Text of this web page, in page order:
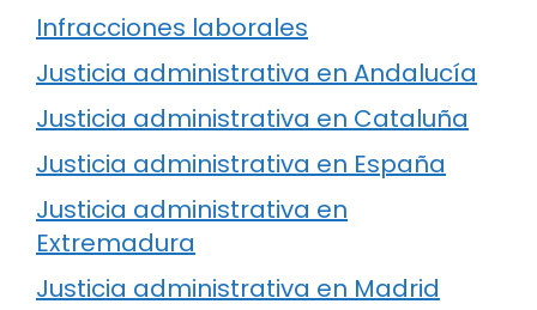
Infracciones laborales
Justicia administrativa en Andalucía
Justicia administrativa en Cataluña
Justicia administrativa en España
Justicia administrativa en
Extremadura
Justicia administrativa en Madrid